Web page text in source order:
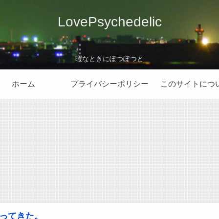
LovePsychedelic
暇なときにぽつぽつと
ホーム プライバシーポリシー このサイトにつ
てきた。